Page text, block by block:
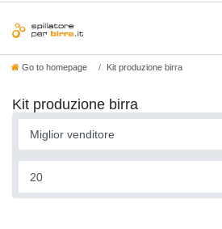
Go to homepage Kit produzione birra
Kit produzione birra